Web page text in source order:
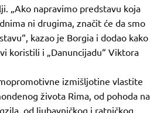
„Ako napravimo predstavu koja
ni drugima, značit će da smo
kazao je Borgia i dodao kako
koristili i „Danuncijadu“ Viktora
izmišljotine vlastite
života Rima, od pohoda na
od ljubavničkog i ratničkog